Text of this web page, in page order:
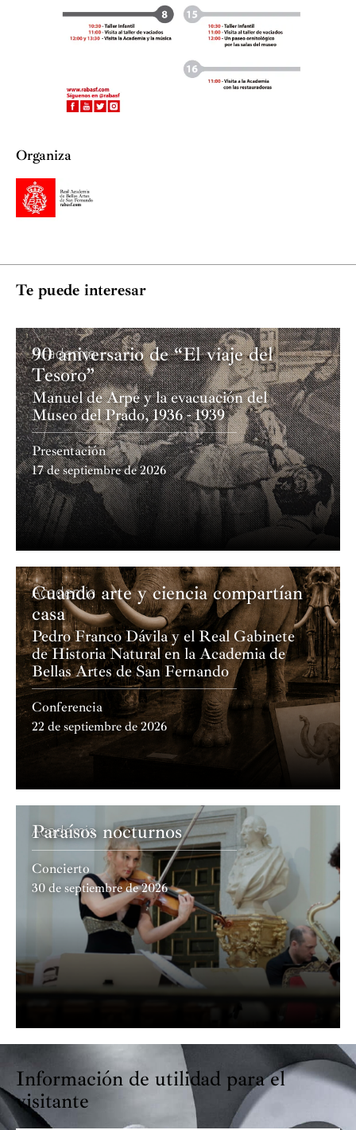
Organiza
Te puede interesar
Academia
90 aniversario de “El viaje del
Tesoro”
Manuel de Arpe y la evacuación del
Museo del Prado, 1936 - 1939
Presentación
17 de septiembre de 2026
Academia
Cuando arte y ciencia compartían
casa
Pedro Franco Dávila y el Real Gabinete
de Historia Natural en la Academia de
Bellas Artes de San Fernando
Conferencia
22 de septiembre de 2026
Academia
Paraísos nocturnos
Concierto
30 de septiembre de 2026
Información de utilidad para el
visitante